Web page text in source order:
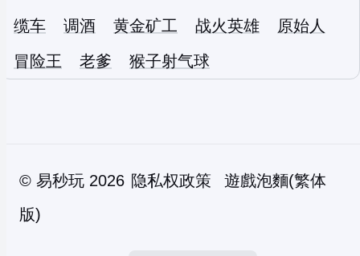
缆车
调酒 黄金矿工 战火英雄
原始人
冒险王
老爹 猴子射气球
© 易秒玩 2026 隐私权政策
遊戲泡麵(繁体
版)